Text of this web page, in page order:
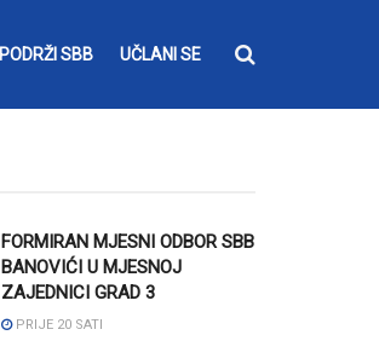
PODRŽI SBB UČLANI SE
FORMIRAN MJESNI ODBOR SBB
BANOVIĆI U MJESNOJ
ZAJEDNICI GRAD 3
PRIJE 20 SATI